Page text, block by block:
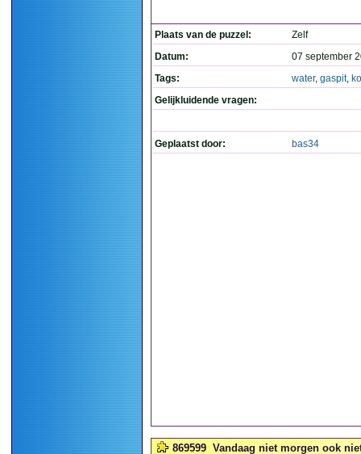
Plaats van de puzzel:
Zelf
Datum:
07 september
Tags:
water, gaspit,
Gelijkluidende vragen:
Geplaatst door: bas34
869599 Vandaag niet morgen ook